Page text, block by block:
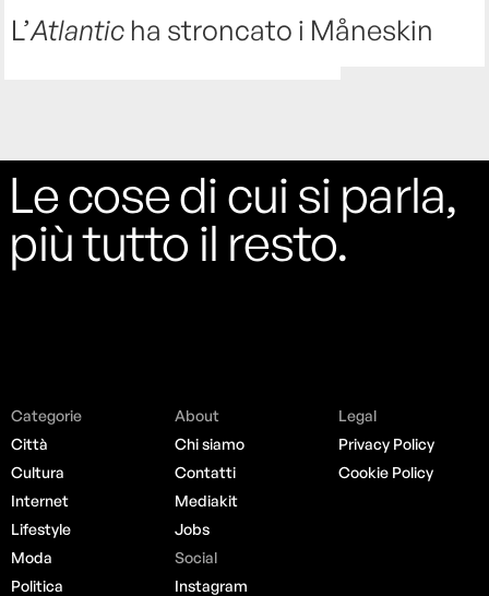
L’Atlantic ha stroncato i Måneskin
Le cose di cui si parla,
più tutto il resto.
Categorie
Città
Cultura
Internet
Lifestyle
Moda
Politica
About
Chi siamo
Contatti
Mediakit
Jobs
Social
Instagram
Legal
Privacy Policy
Cookie Policy